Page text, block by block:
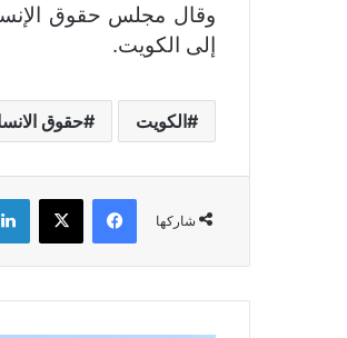
وقال مجلس حقوق
إلى الكويت.
الكويت حقوق
شاركها
فيسبوك X